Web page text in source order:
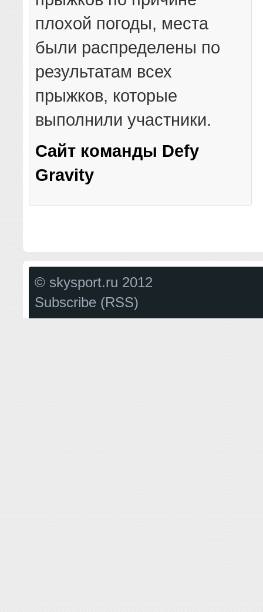
плохой погоды, места
были распределены по
результатам всех
прыжков, которые
выполнили участники.
Сайт команды Defy
Gravity
© skysport.ru 2012
Subscribe (RSS)